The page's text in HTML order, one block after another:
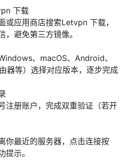
下载
或应用商店搜索Letvpn 下载，
，避免第三方镜像。
、macOS、Android、
器等）选择对应版本，逐步完成
注册账户，完成双重验证（若开
你最近的服务器，点击连接按
提示。